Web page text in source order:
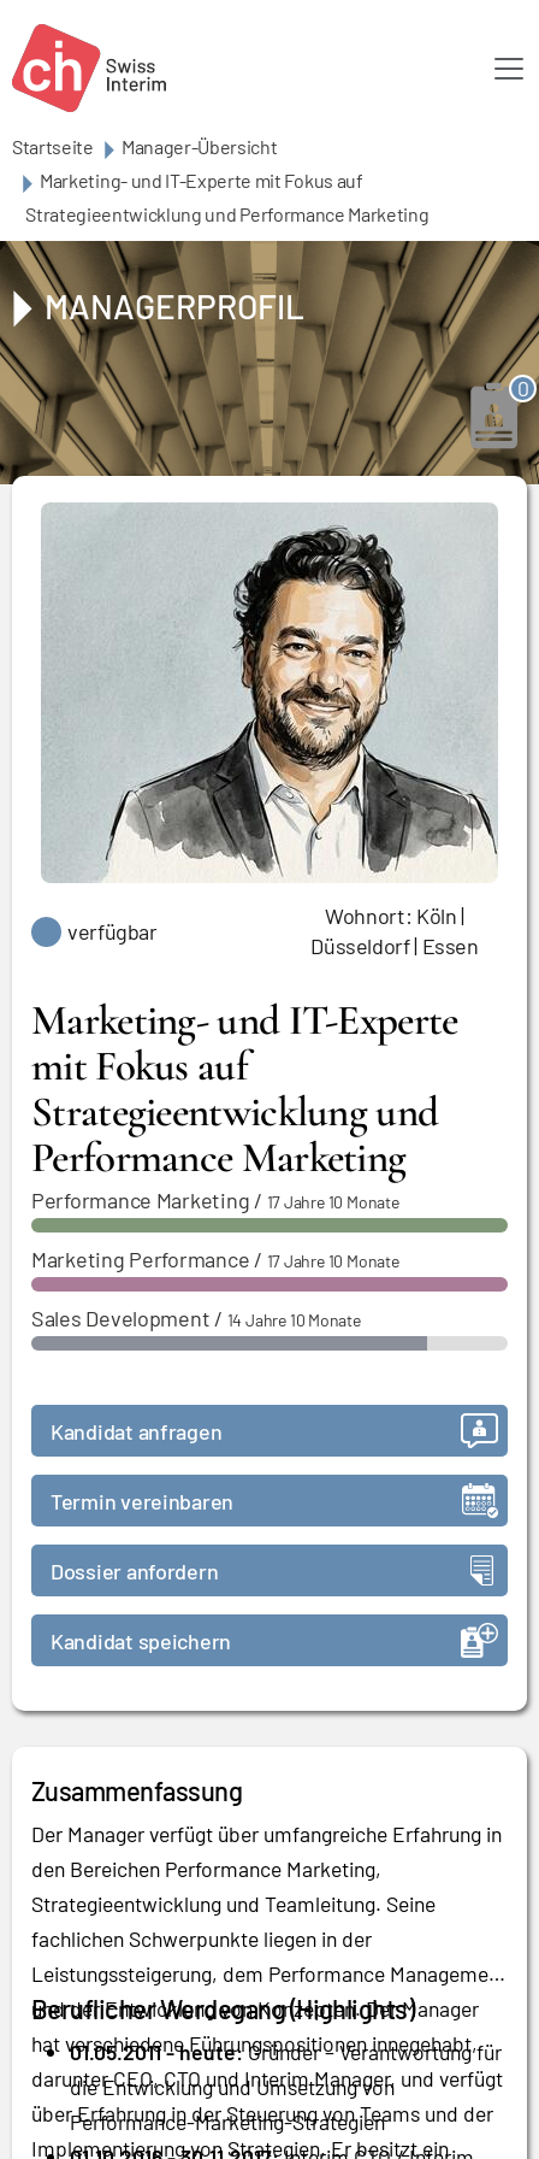
Startseite
Manager-Übersicht
Marketing- und IT-Experte mit Fokus auf
Strategieentwicklung und Performance Marketing
MANAGERPROFIL
0
verfügbar
Wohnort: Köln |
Düsseldorf | Essen
Marketing- und IT-Experte
mit Fokus auf
Strategieentwicklung und
Performance Marketing
Performance Marketing / 17 Jahre 10 Monate
Marketing Performance / 17 Jahre 10 Monate
Sales Development / 14 Jahre 10 Monate
Kandidat anfragen
Termin vereinbaren
Dossier anfordern
Kandidat speichern
Zusammenfassung
Der Manager verfügt über umfangreiche Erfahrung in
den Bereichen Performance Marketing,
Strategieentwicklung und Teamleitung. Seine
fachlichen Schwerpunkte liegen in der
Leistungssteigerung, dem Performance Management
und der Entwicklung von Konzepten. Der Manager
hat verschiedene Führungspositionen innegehabt,
darunter CEO, CTO und Interim Manager, und verfügt
über Erfahrung in der Steuerung von Teams und der
Implementierung von Strategien. Er besitzt ein
Beruflicher Werdegang (Highlights)
01.05.2011 - heute:Gründer – Verantwortung für
die Entwicklung und Umsetzung von
Performance-Marketing-Strategien